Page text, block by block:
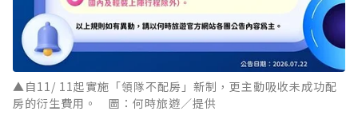
▲自11/ 11起實施「領隊不配房」新制，更主動吸收未成功配
房的衍生費用。 圖：何時旅遊／提供